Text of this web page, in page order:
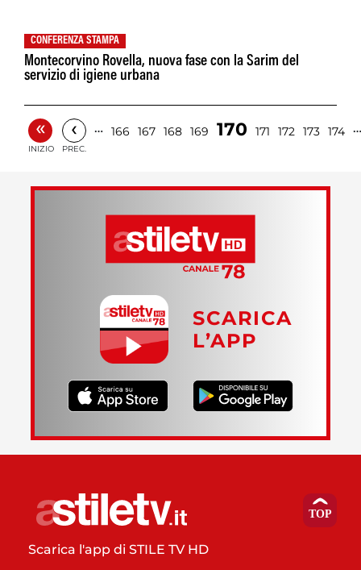
CONFERENZA STAMPA
Montecorvino Rovella, nuova fase con la Sarim del
servizio di igiene urbana
«
INIZIO
‹
PREC.
… 166 167 168 169 170 171 172 173 174 …
SCARICA
L’APP
Scarica l'app di STILE TV HD